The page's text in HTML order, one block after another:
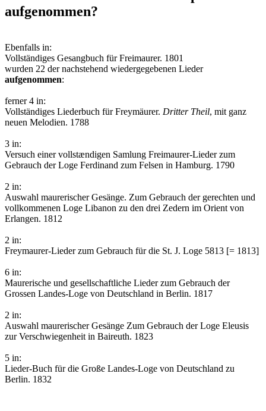
aufgenommen?
Ebenfalls in:
Vollständiges Gesangbuch für Freimaurer. 1801
wurden 22 der nachstehend wiedergegebenen Lieder
aufgenommen:
ferner 4 in:
Vollständiges Liederbuch für Freymäurer. Dritter Theil, mit ganz
neuen Melodien. 1788
3 in:
Versuch einer vollstændigen Samlung Freimaurer-Lieder zum
Gebrauch der Loge Ferdinand zum Felsen in Hamburg. 1790
2 in:
Auswahl maurerischer Gesänge. Zum Gebrauch der gerechten und
vollkommenen Loge Libanon zu den drei Zedern im Orient von
Erlangen. 1812
2 in:
Freymaurer-Lieder zum Gebrauch für die St. J. Loge 5813 [= 1813]
6 in:
Maurerische und gesellschaftliche Lieder zum Gebrauch der
Grossen Landes-Loge von Deutschland in Berlin. 1817
2 in:
Auswahl maurerischer Gesänge Zum Gebrauch der Loge Eleusis
zur Verschwiegenheit in Baireuth. 1823
5 in:
Lieder-Buch für die Große Landes-Loge von Deutschland zu
Berlin. 1832